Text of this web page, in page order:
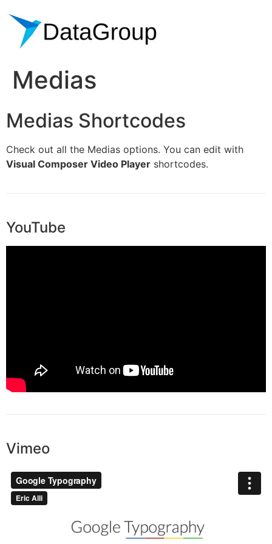
Medias
Medias Shortcodes
Check out all the Medias options. You can edit with
Visual Composer Video Player shortcodes.
YouTube
Vimeo